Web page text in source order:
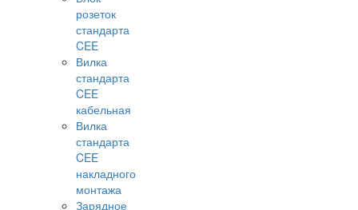
розеток
стандарта
CEE
Вилка
стандарта
CEE
кабельная
Вилка
стандарта
CEE
накладного
монтажа
Зарядное